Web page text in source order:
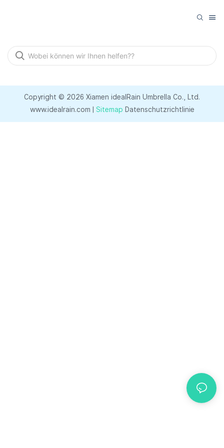
Copyright © 2026 Xiamen idealRain Umbrella Co., Ltd.
www.idealrain.com |
Sitemap Datenschutzrichtlinie